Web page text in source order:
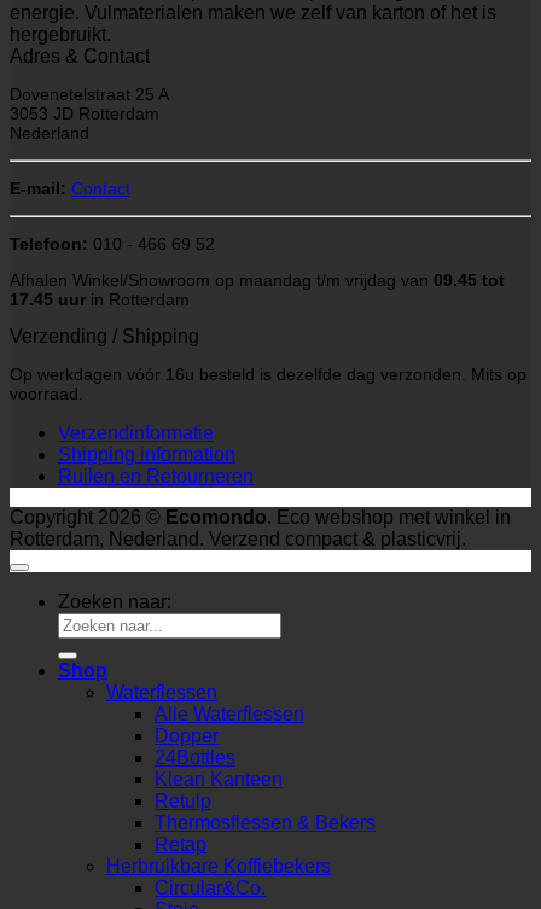
energie. Vulmaterialen maken we zelf van karton of het is
hergebruikt.
Adres & Contact
Dovenetelstraat 25 A
3053 JD Rotterdam
Nederland
E-mail: Contact
Telefoon: 010 - 466 69 52
Afhalen Winkel/Showroom op maandag t/m vrijdag van 09.45 tot
17.45 uur in Rotterdam
Verzending / Shipping
Op werkdagen vóór 16u besteld is dezelfde dag verzonden. Mits op
voorraad.
Verzendinformatie
Shipping information
Ruilen en Retourneren
Copyright 2026 © Ecomondo. Eco webshop met winkel in
Rotterdam, Nederland. Verzend compact & plasticvrij.
Zoeken naar:
Shop
Waterflessen
Alle Waterflessen
Dopper
24Bottles
Klean Kanteen
Retulp
Thermosflessen & Bekers
Retap
Herbruikbare Koffiebekers
Circular&Co.